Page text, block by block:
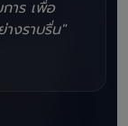
าร เพื่อ
างราบรื่น"